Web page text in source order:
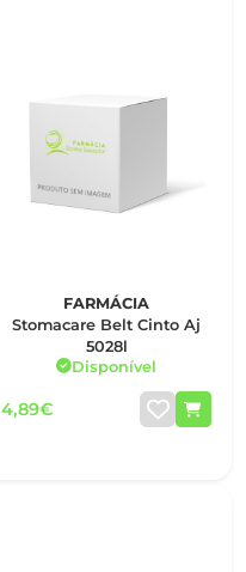
FARMÁCIA
Stomacare Belt Cinto Aj
5028l
Disponível
4,89€